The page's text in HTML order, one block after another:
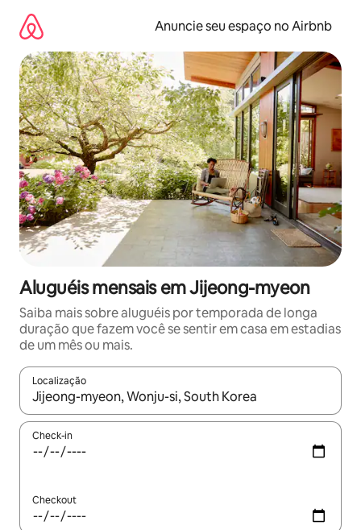
para
conteúdo
Anuncie seu espaço no Airbnb
Aluguéis mensais em Jijeong-myeon
Saiba mais sobre aluguéis por temporada de longa
duração que fazem você se sentir em casa em estadias
de um mês ou mais.
Localização
Quando os resultados estiverem disponíveis, explore-os
Check-in
Checkout